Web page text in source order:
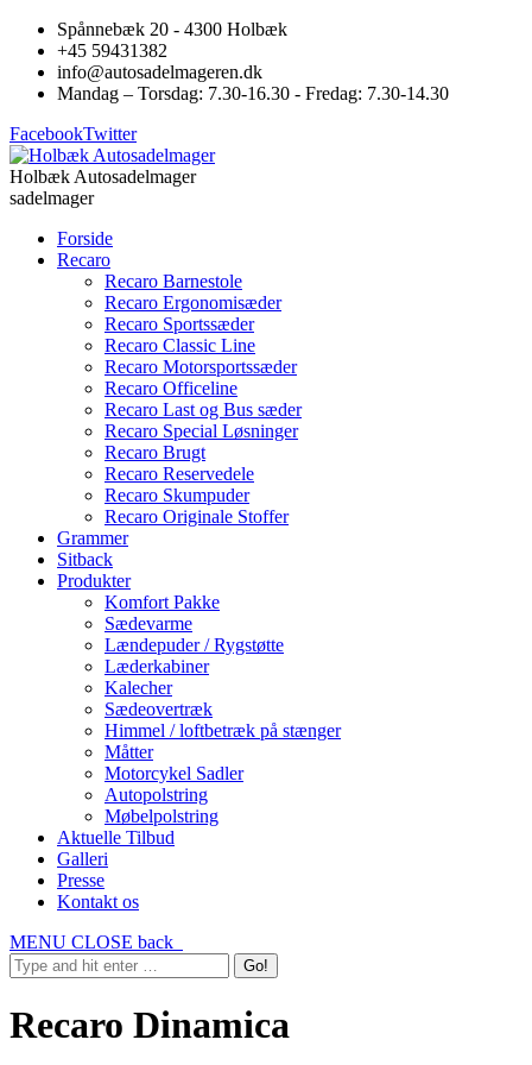
Spånnebæk 20 - 4300 Holbæk
+45 59431382
info@autosadelmageren.dk
Mandag – Torsdag: 7.30-16.30 - Fredag: 7.30-14.30
FacebookTwitter
Holbæk Autosadelmager
sadelmager
Forside
Recaro
Recaro Barnestole
Recaro Ergonomisæder
Recaro Sportssæder
Recaro Classic Line
Recaro Motorsportssæder
Recaro Officeline
Recaro Last og Bus sæder
Recaro Special Løsninger
Recaro Brugt
Recaro Reservedele
Recaro Skumpuder
Recaro Originale Stoffer
Grammer
Sitback
Produkter
Komfort Pakke
Sædevarme
Lændepuder / Rygstøtte
Læderkabiner
Kalecher
Sædeovertræk
Himmel / loftbetræk på stænger
Måtter
Motorcykel Sadler
Autopolstring
Møbelpolstring
Aktuelle Tilbud
Galleri
Presse
Kontakt os
MENU CLOSE back
Recaro Dinamica